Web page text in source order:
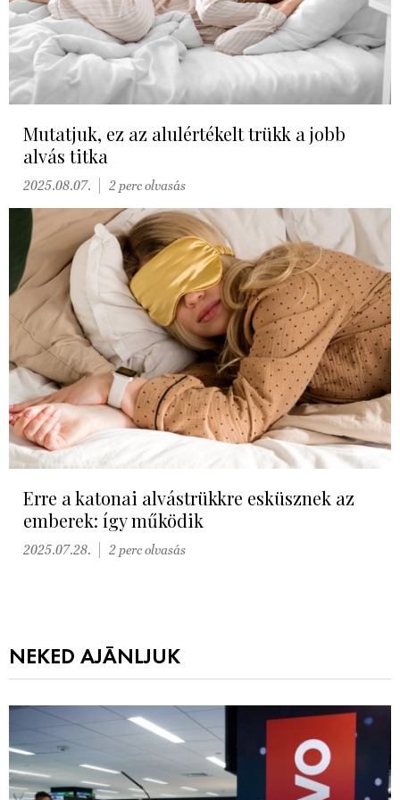
Mutatjuk, ez az alulértékelt trükk a jobb
alvás titka
2025.08.07. 2 perc olvasás
Erre a katonai alvástrükkre esküsznek az
emberek: így működik
2025.07.28. 2 perc olvasás
NEKED AJÁNLJUK